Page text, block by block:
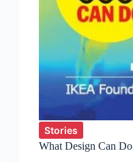
Stories
What Design Can Do